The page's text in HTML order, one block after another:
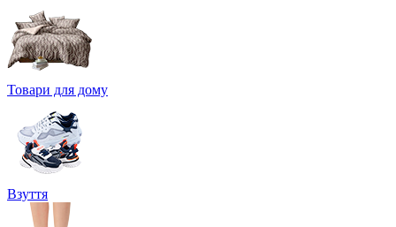
Товари для дому
Взуття